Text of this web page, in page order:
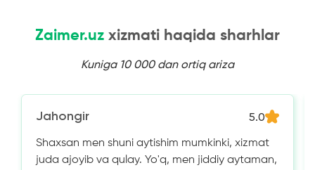
Zaimer.uz xizmati haqida sharhlar
Kuniga 10 000 dan ortiq ariza
Jahongir 5.0
Shaxsan men shuni aytishim mumkinki, xizmat
juda ajoyib va ​​qulay. Yo'q, men jiddiy aytaman,